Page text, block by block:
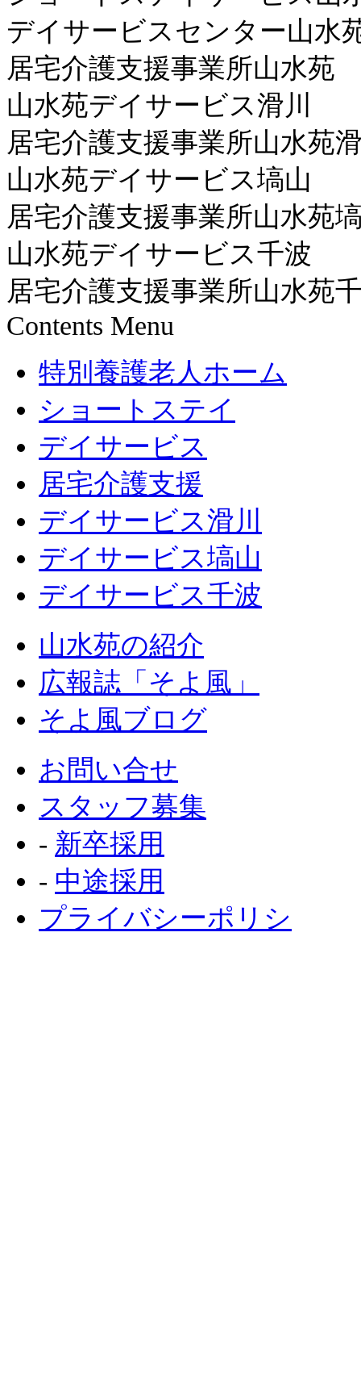
デイサービスセンター山水
居宅介護支援事業所山水苑
山水苑デイサービス滑川
居宅介護支援事業所山水苑
山水苑デイサービス塙山
居宅介護支援事業所山水苑
山水苑デイサービス千波
居宅介護支援事業所山水苑
Contents Menu
特別養護老人ホーム
ショートステイ
デイサービス
居宅介護支援
デイサービス滑川
デイサービス塙山
デイサービス千波
山水苑の紹介
広報誌「そよ風」
そよ風ブログ
お問い合せ
スタッフ募集
‐ 新卒採用
‐ 中途採用
プライバシーポリシ